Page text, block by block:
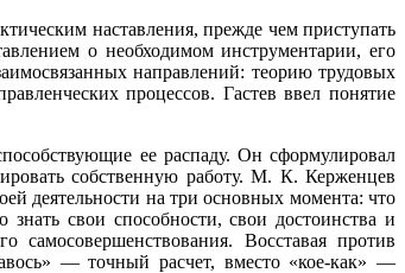
наставления, прежде чем приступать
о необходимом инструментарии, его
направлений: теорию трудовых
процессов. Гастев ввел понятие
ее распаду. Он сформулировал
собственную работу. М. К. Керженцев
деятельности на три основных момента: что
свои способности, свои достоинства и
самосовершенствования. Восставая против
— точный расчет, вместо «кое-как» —